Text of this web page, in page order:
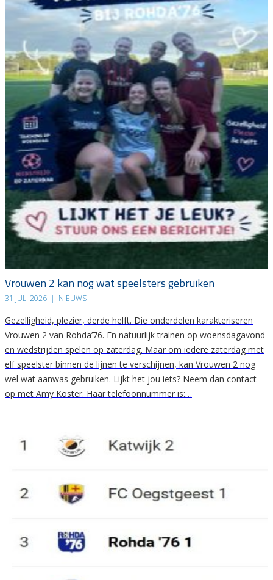
Vrouwen 2 kan nog wat speelsters gebruiken
31 JULI 2026 | NIEUWS
Gezelligheid, plezier, derde helft. Die onderdelen karakteriseren
Vrouwen 2 van Rohda’76. En natuurlijk trainen op woensdagavond
en wedstrijden spelen op zaterdag. Maar om iedere zaterdag met
elf speelster binnen de lijnen te verschijnen, kan Vrouwen 2 nog
wel wat aanwas gebruiken. Lijkt het jou iets? Neem dan contact
op met Amy Koster. Haar telefoonnummer is:…